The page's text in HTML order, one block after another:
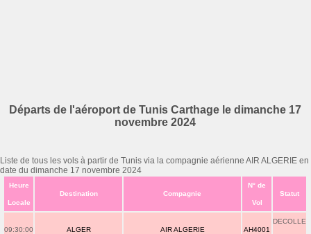
Départs de l'aéroport de Tunis Carthage le dimanche 17
novembre 2024
Liste de tous les vols à partir de Tunis via la compagnie aérienne AIR ALGERIE en
date du dimanche 17 novembre 2024
Heure
Locale
Destination Compagnie
N° de
Vol
Statut
09:30:00 ALGER AIR ALGERIE AH4001
DECOLLE